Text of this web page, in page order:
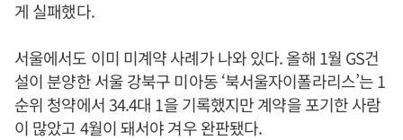
게 실패했다.
서울에서도 이미 미계약 사례가 나와 있다. 올해 1월 GS건
설이 분양한 서울 강북구 미아동 ‘북서울자이폴라리스’는 1
순위 청약에서 34.4대 1을 기록했지만 계약을 포기한 사람
이 많았고 4월이 돼서야 겨우 완판됐다.